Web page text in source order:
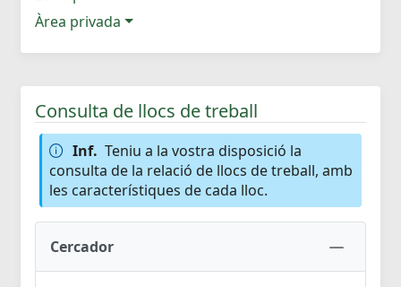
Àrea privada
Consulta de llocs de treball
Inf. Teniu a la vostra disposició la
consulta de la relació de llocs de treball, amb
les característiques de cada lloc.
Cercador